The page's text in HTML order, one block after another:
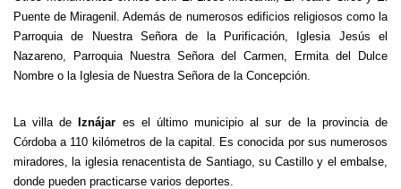
Puente de Miragenil. Además de numerosos edificios religiosos como la
Parroquia de Nuestra Señora de la Purificación, Iglesia Jesús el
Nazareno, Parroquia Nuestra Señora del Carmen, Ermita del Dulce
Nombre o la Iglesia de Nuestra Señora de la Concepción.
La villa de Iznájar es el último municipio al sur de la provincia de
Córdoba a 110 kilómetros de la capital. Es conocida por sus numerosos
miradores, la iglesia renacentista de Santiago, su Castillo y el embalse,
donde pueden practicarse varios deportes.